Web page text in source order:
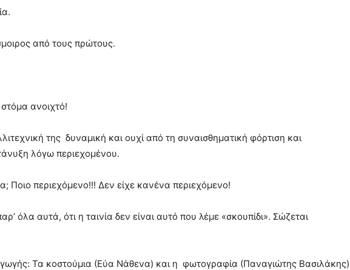
από τους πρώτους.
ανοιχτό!
της δυναμική και ουχί από τη συναισθηματική φόρτιση και
λόγω περιεχομένου.
Ποιο περιεχόμενο!!! Δεν είχε κανένα περιεχόμενο!
όλα αυτά, ότι η ταινία δεν είναι αυτό που λέμε «σκουπίδι». Σώζεται
Τα κοστούμια (Εύα Νάθενα) και η φωτογραφία (Παναγιώτης Βασιλάκης)